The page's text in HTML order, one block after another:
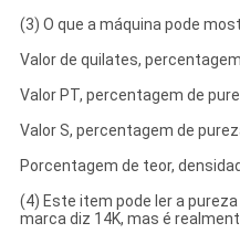
(3) O que a máquina pode
Valor de quilates,
Valor PT, percentagem de
Valor S, percentagem de
Porcentagem de teor,
(4) Este item pode ler a
marca diz 14K, mas é